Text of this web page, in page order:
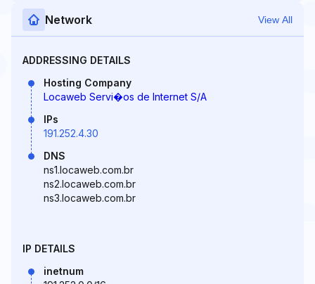
Network View All
ADDRESSING DETAILS
Hosting Company
Locaweb Servi�os de Internet S/A
IPs
191.252.4.30
DNS
ns1.locaweb.com.br
ns2.locaweb.com.br
ns3.locaweb.com.br
IP DETAILS
inetnum